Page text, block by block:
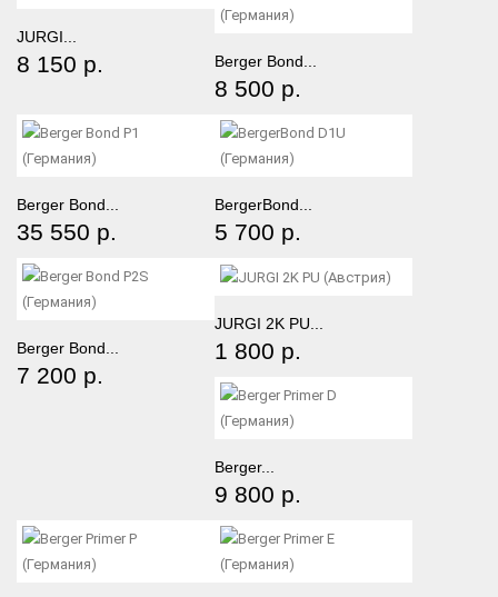
JURGI...
8 150 р. Berger Bond...
8 500 р.
Berger Bond...
35 550 р.
BergerBond...
5 700 р.
Berger Bond...
7 200 р.
JURGI 2K PU...
1 800 р.
Berger...
9 800 р.